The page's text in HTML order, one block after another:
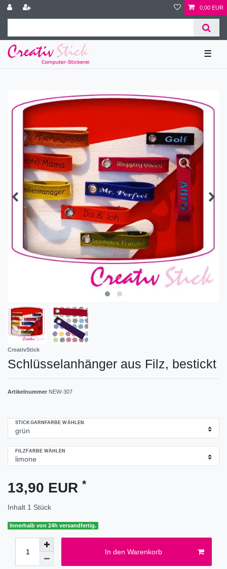
0,00 EUR
☰
CreativStick
Schlüsselanhänger aus Filz, bestickt
Artikelnummer NEW-307
STICKGARNFARBE WÄHLEN
FILZFARBE WÄHLEN
13,90 EUR *
Inhalt 1 Stück
Innerhalb von 24h versandfertig.
In den Warenkorb